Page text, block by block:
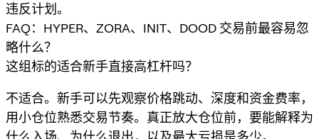
违反计划。
FAQ：HYPER、ZORA、INIT、DOOD 交易前最容易忽
略什么？
这组标的适合新手直接高杠杆吗？
不适合。新手可以先观察价格跳动、深度和资金费率，
用小仓位熟悉交易节奏。真正放大仓位前，要能解释为